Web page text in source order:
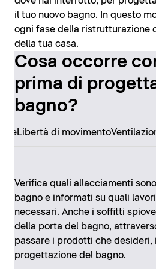
il tuo nuovo bagno. In questo
ogni fase della ristrutturazione
della tua casa.
Cosa occorre
prima di
bagno?
Libertà di movimento
Verifica quali allacciamenti
bagno e informati su quali
necessari. Anche i soffitti
della porta del bagno,
passare i prodotti che desideri,
progettazione del bagno.